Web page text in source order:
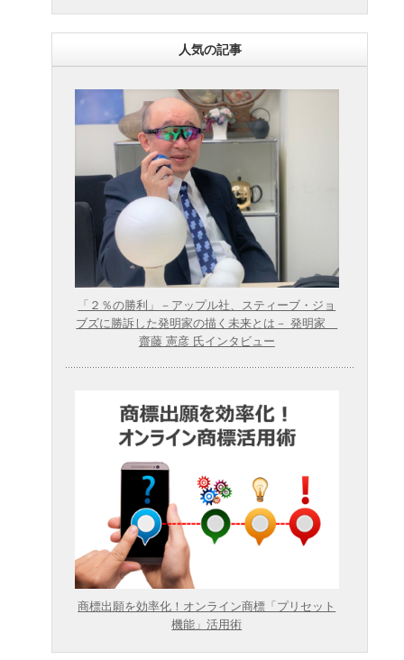
人気の記事
「２％の勝利」－アップル社、スティーブ・ジョ
ブズに勝訴した発明家の描く未来とは－ 発明家
齋藤 憲彦 氏インタビュー
商標出願を効率化！オンライン商標「プリセット
機能」活用術